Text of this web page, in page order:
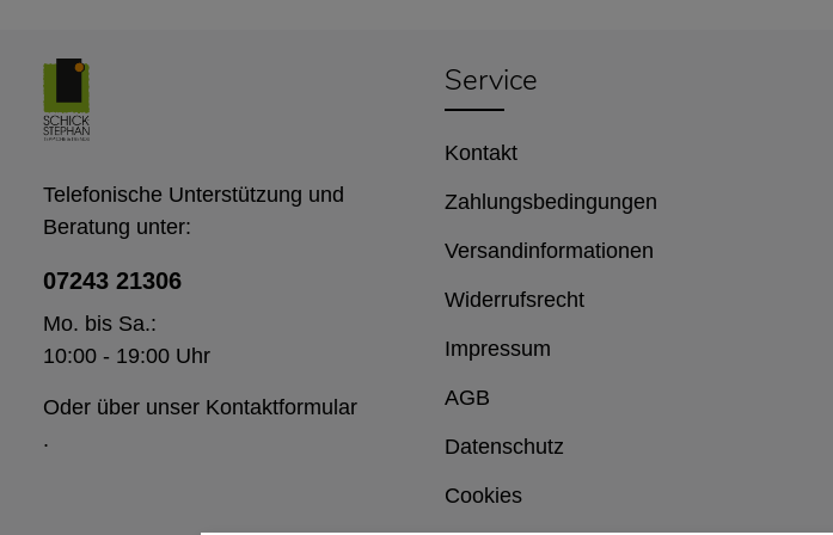
Service
Kontakt
Zahlungsbedingungen
Versandinformationen
Widerrufsrecht
Impressum
AGB
Datenschutz
Cookies
Telefonische Unterstützung und
Beratung unter:
07243 21306
Mo. bis Sa.:
10:00 - 19:00 Uhr
Oder über unser Kontaktformular
.